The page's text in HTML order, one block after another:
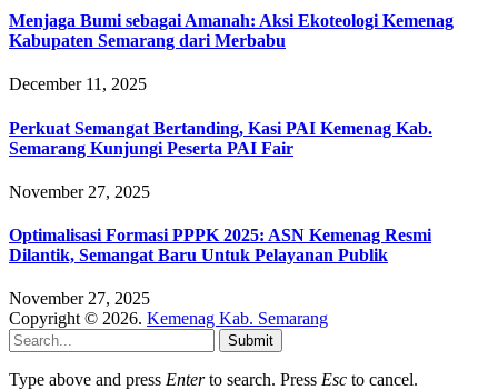
Menjaga Bumi sebagai Amanah: Aksi Ekoteologi Kemenag
Kabupaten Semarang dari Merbabu
December 11, 2025
Perkuat Semangat Bertanding, Kasi PAI Kemenag Kab.
Semarang Kunjungi Peserta PAI Fair
November 27, 2025
Optimalisasi Formasi PPPK 2025: ASN Kemenag Resmi
Dilantik, Semangat Baru Untuk Pelayanan Publik
November 27, 2025
Copyright © 2026. Kemenag Kab. Semarang
Submit
Type above and press Enterto search. Press Esc to cancel.